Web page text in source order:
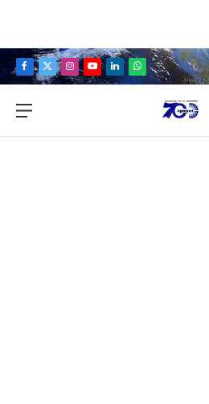
Facebook
X
Instagram
YouTubeLinkedInWhatsApp